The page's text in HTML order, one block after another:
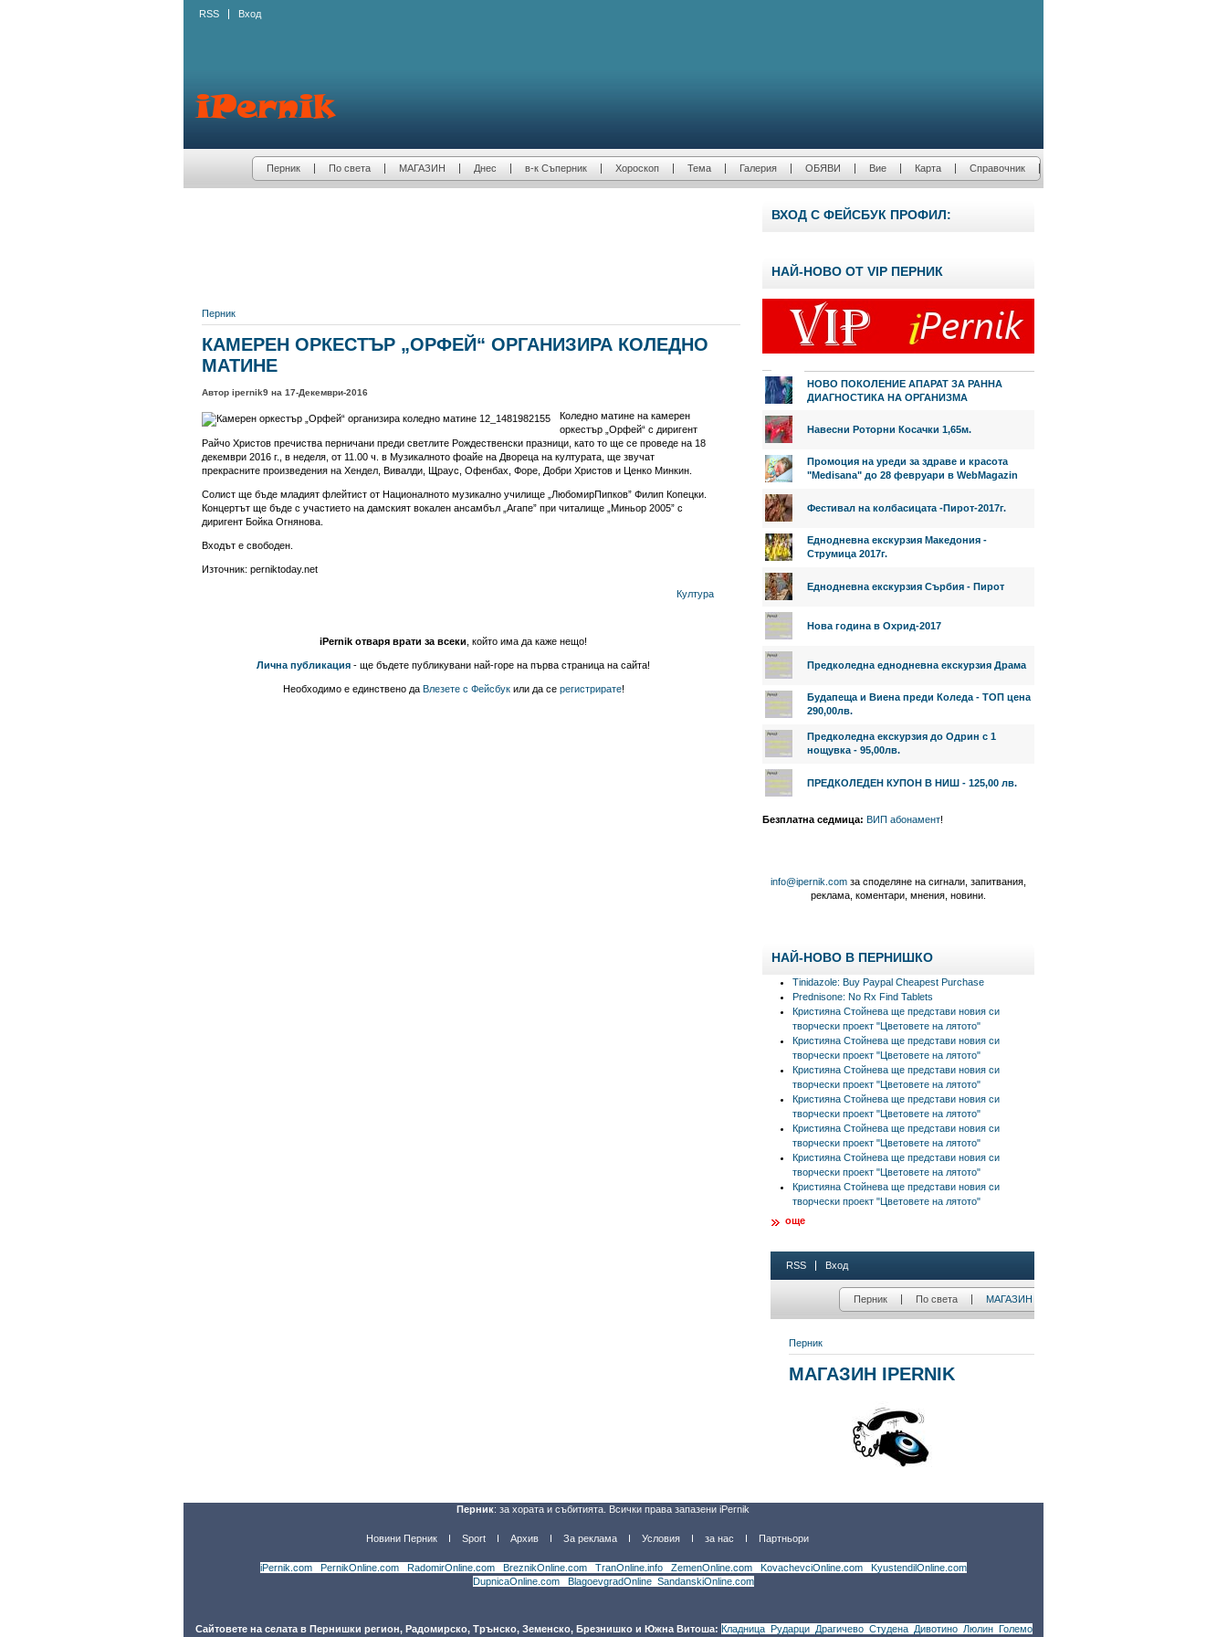
RSS Вход
Перник По света МАГАЗИН Днес в-к Съперник Хороскоп Тема Галерия ОБЯВИ Вие Карта Справочник
Перник
КАМЕРЕН ОРКЕСТЪР „ОРФЕЙ“ ОРГАНИЗИРА КОЛЕДНО
МАТИНЕ
Автор ipernik9 на 17-Декември-2016
Коледно матине на камерен
оркестър „Орфей“ с диригент
Райчо Христов пречиства перничани преди светлите Рождественски празници, като то ще се проведе на 18
декември 2016 г., в неделя, от 11.00 ч. в Музикалното фоайе на Двореца на културата, ще звучат
прекрасните произведения на Хендел, Вивалди, Щраус, Офенбах, Форе, Добри Христов и Ценко Минкин.
Солист ще бъде младият флейтист от Националното музикално училище „ЛюбомирПипков” Филип Копецки.
Концертът ще бъде с участието на дамският вокален ансамбъл „Агапе” при читалище „Миньор 2005” с
диригент Бойка Огнянова.
Входът е свободен.
Източник: perniktoday.net
Култура
iPernik отваря врати за всеки , който има да каже нещо!
Лична публикация - ще бъдете публикувани най-горе на първа страница на сайта!
Необходимо е единствено да Влезете с Фейсбукили да се регистрирате!
ВХОД С ФЕЙСБУК ПРОФИЛ:
НАЙ-НОВО ОТ VIP ПЕРНИК
НОВО ПОКОЛЕНИЕ АПАРАТ ЗА РАННА
ДИАГНОСТИКА НА ОРГАНИЗМА
Навесни Роторни Косачки 1,65м.
Промоция на уреди за здраве и красота
"Medisana" до 28 февруари в WebMagazin
Фестивал на колбасицата -Пирот-2017г.
Еднодневна екскурзия Македония -
Струмица 2017г.
Еднодневна екскурзия Сърбия - Пирот
Нова година в Охрид-2017
Предколедна еднодневна екскурзия Драма
Будапеща и Виена преди Коледа - ТОП цена
290,00лв.
Предколедна екскурзия до Одрин с 1
нощувка - 95,00лв.
ПРЕДКОЛЕДЕН КУПОН В НИШ - 125,00 лв.
Безплатна седмица: ВИП абонамент!
info@ipernik.com за споделяне на сигнали, запитвания,
реклама, коментари, мнения, новини.
НАЙ-НОВО В ПЕРНИШКО
Tinidazole: Buy Paypal Cheapest Purchase
Prednisone: No Rx Find Tablets
Кристияна Стойнева ще представи новия си
творчески проект "Цветовете на лятото"
Кристияна Стойнева ще представи новия си
творчески проект "Цветовете на лятото"
Кристияна Стойнева ще представи новия си
творчески проект "Цветовете на лятото"
Кристияна Стойнева ще представи новия си
творчески проект "Цветовете на лятото"
Кристияна Стойнева ще представи новия си
творчески проект "Цветовете на лятото"
Кристияна Стойнева ще представи новия си
творчески проект "Цветовете на лятото"
Кристияна Стойнева ще представи новия си
творчески проект "Цветовете на лятото"
още
Перник: за хората и събитията. Всички права запазени iPernik
Новини Перник Sport Архив За реклама Условия за нас Партньори
iPernik.com PernikOnline.com RadomirOnline.com BreznikOnline.com TranOnline.info ZemenOnline.com KovachevciOnline.com
KyustendilOnline.com
DupnicaOnline.com
BlagoevgradOnline SandanskiOnline.com
Сайтовете на селата в Пернишки регион, Радомирско, Трънско, Земенско, Брезнишко и Южна Витоша: Кладница, Рударци, Драгичево, Студена, Дивотино, Люлин, Големо